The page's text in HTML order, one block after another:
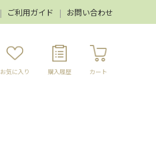
ご利用ガイド お問い合わせ
お気に入り 購入履歴 カート